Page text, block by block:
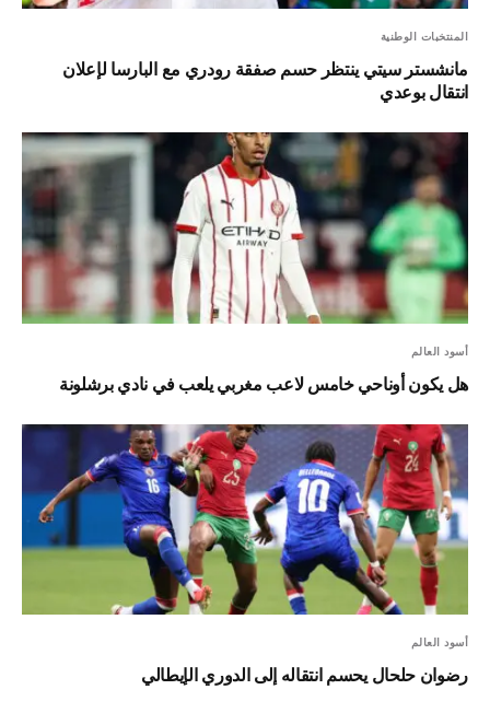
المنتخبات الوطنية
مانشستر سيتي ينتظر حسم صفقة رودري مع البارسا لإعلان
انتقال بوعدي
أسود العالم
هل يكون أوناحي خامس لاعب مغربي يلعب في نادي برشلونة
أسود العالم
رضوان حلحال يحسم انتقاله إلى الدوري الإيطالي